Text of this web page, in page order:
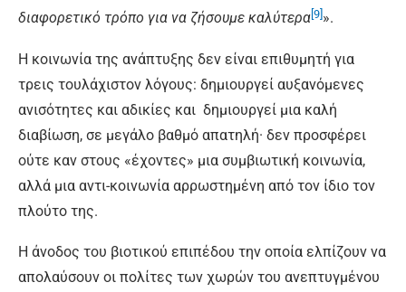
διαφορετικό τρόπο για να ζήσουμε καλύτερα[9]».
Η κοινωνία της ανάπτυξης δεν είναι επιθυμητή για
τρεις τουλάχιστον λόγους: δημιουργεί αυξανόμενες
ανισότητες και αδικίες και δημιουργεί μια καλή
διαβίωση, σε μεγάλο βαθμό απατηλή· δεν προσφέρει
ούτε καν στους «έχοντες» μια συμβιωτική κοινωνία,
αλλά μια αντι-κοινωνία αρρωστημένη από τον ίδιο τον
πλούτο της.
Η άνοδος του βιοτικού επιπέδου την οποία ελπίζουν να
απολαύσουν οι πολίτες των χωρών του ανεπτυγμένου